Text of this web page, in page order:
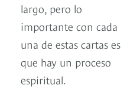
largo, pero lo
importante con cada
una de estas cartas es
que hay un proceso
espiritual.